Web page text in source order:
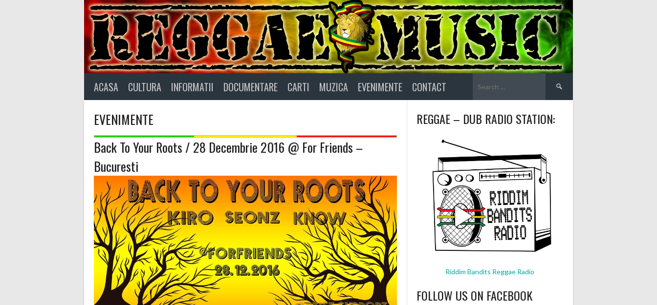
ACASA CULTURA INFORMATII DOCUMENTARE CARTI MUZICA EVENIMENTE CONTACT
for:
EVENIMENTE
Back To Your Roots / 28 Decembrie 2016 @ For Friends –
Bucuresti
REGGAE – DUB RADIO STATION:
Riddim Bandits Reggae Radio
FOLLOW US ON FACEBOOK